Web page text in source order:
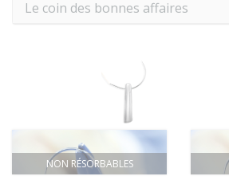
Le coin des bonnes affaires
NON RÉSORBABLES